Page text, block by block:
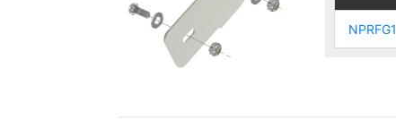
NPRFG1
NPRFG1